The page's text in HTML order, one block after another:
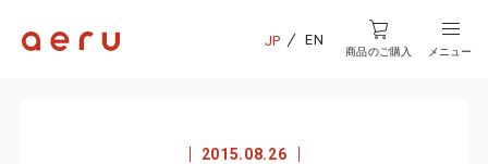
JP EN
商品のご購入 メニュー
2015.08.26